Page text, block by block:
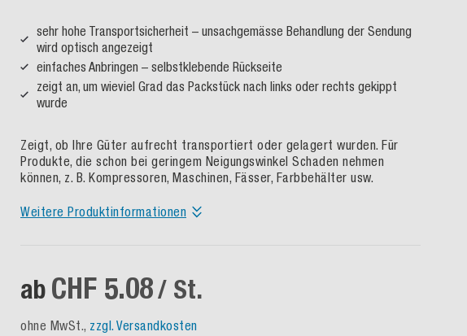
sehr hohe Transportsicherheit – unsachgemässe Behandlung der Sendung
wird optisch angezeigt
einfaches Anbringen – selbstklebende Rückseite
zeigt an, um wieviel Grad das Packstück nach links oder rechts gekippt
wurde
Zeigt, ob Ihre Güter aufrecht transportiert oder gelagert wurden. Für
Produkte, die schon bei geringem Neigungswinkel Schaden nehmen
können, z. B. Kompressoren, Maschinen, Fässer, Farbbehälter usw.
Weitere Produktinformationen
ab CHF 5.08/ St.
ohne MwSt., zzgl. Versandkosten